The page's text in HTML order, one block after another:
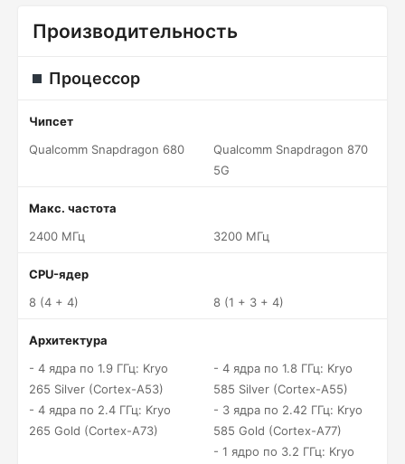
Производительность
Процессор
Чипсет
Qualcomm Snapdragon 680
Qualcomm Snapdragon 870
5G
Макс. частота
2400 МГц
3200 МГц
CPU-ядер
8 (4 + 4)
8 (1 + 3 + 4)
Архитектура
- 4 ядра по 1.9 ГГц: Kryo
265 Silver (Cortex-A53)
- 4 ядра по 2.4 ГГц: Kryo
265 Gold (Cortex-A73)
- 4 ядра по 1.8 ГГц: Kryo
585 Silver (Cortex-A55)
- 3 ядра по 2.42 ГГц: Kryo
585 Gold (Cortex-A77)
- 1 ядро по 3.2 ГГц: Kryo